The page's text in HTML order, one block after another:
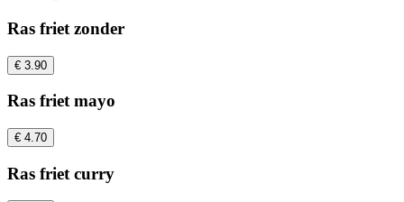
Ras friet zonder
€ 3.90
Ras friet mayo
€ 4.70
Ras friet curry